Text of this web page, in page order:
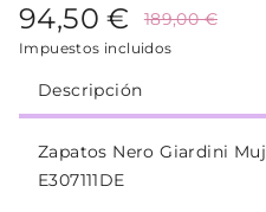
94,50 € 189,00 €
Impuestos incluidos
Descripción
Zapatos Nero Giardini
E307111DE